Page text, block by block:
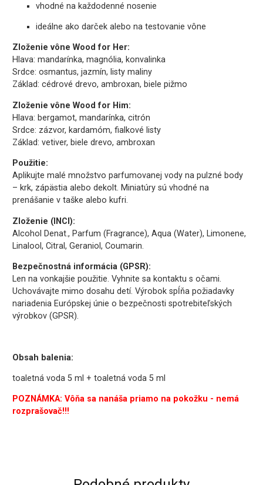
vhodné na každodenné nosenie
ideálne ako darček alebo na testovanie vône
Zloženie vône Wood for Her:
Hlava: mandarínka, magnólia, konvalinka
Srdce: osmantus, jazmín, listy maliny
Základ: cédrové drevo, ambroxan, biele pižmo
Zloženie vône Wood for Him:
Hlava: bergamot, mandarínka, citrón
Srdce: zázvor, kardamóm, fialkové listy
Základ: vetiver, biele drevo, ambroxan
Použitie:
Aplikujte malé množstvo parfumovanej vody na pulzné body
– krk, zápästia alebo dekolt. Miniatúry sú vhodné na
prenášanie v taške alebo kufri.
Zloženie (INCI):
Alcohol Denat., Parfum (Fragrance), Aqua (Water), Limonene,
Linalool, Citral, Geraniol, Coumarin.
Bezpečnostná informácia (GPSR):
Len na vonkajšie použitie. Vyhnite sa kontaktu s očami.
Uchovávajte mimo dosahu detí. Výrobok spĺňa požiadavky
nariadenia Európskej únie o bezpečnosti spotrebiteľských
výrobkov (GPSR).
Obsah balenia:
toaletná voda 5 ml + toaletná voda 5 ml
POZNÁMKA: Vôňa sa nanáša priamo na pokožku - nemá
rozprašovač!!!